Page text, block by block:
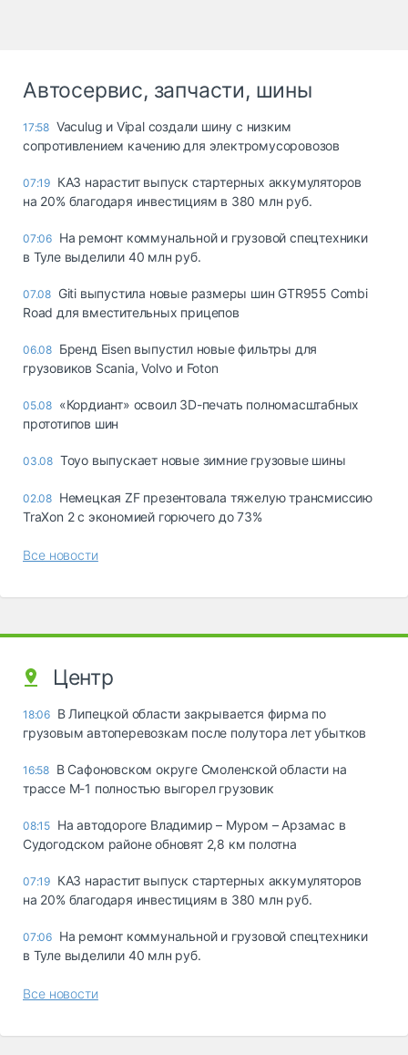
Автосервис, запчасти, шины
17:58 Vaculug и Vipal создали шину с низким
сопротивлением качению для электромусоровозов
07:19 КАЗ нарастит выпуск стартерных аккумуляторов
на 20% благодаря инвестициям в 380 млн руб.
07:06 На ремонт коммунальной и грузовой спецтехники
в Туле выделили 40 млн руб.
07.08 Giti выпустила новые размеры шин GTR955 Combi
Road для вместительных прицепов
06.08 Бренд Eisen выпустил новые фильтры для
грузовиков Scania, Volvo и Foton
05.08 «Кордиант» освоил 3D-печать полномасштабных
прототипов шин
03.08 Toyo выпускает новые зимние грузовые шины
02.08 Немецкая ZF презентовала тяжелую трансмиссию
TraXon 2 с экономией горючего до 73%
Все новости
Центр
18:06 В Липецкой области закрывается фирма по
грузовым автоперевозкам после полутора лет убытков
16:58 В Сафоновском округе Смоленской области на
трассе М-1 полностью выгорел грузовик
08:15 На автодороге Владимир – Муром – Арзамас в
Судогодском районе обновят 2,8 км полотна
07:19 КАЗ нарастит выпуск стартерных аккумуляторов
на 20% благодаря инвестициям в 380 млн руб.
07:06 На ремонт коммунальной и грузовой спецтехники
в Туле выделили 40 млн руб.
Все новости